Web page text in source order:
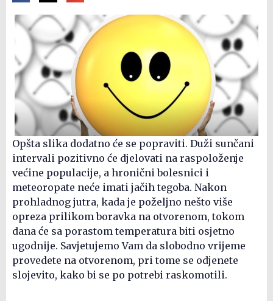
Opšta slika dodatno će se popraviti. Duži sunčani
intervali pozitivno će djelovati na raspoloženje
većine populacije, a hronični bolesnici i
meteoropate neće imati jačih tegoba. Nakon
prohladnog jutra, kada je poželjno nešto više
opreza prilikom boravka na otvorenom, tokom
dana će sa porastom temperatura biti osjetno
ugodnije. Savjetujemo Vam da slobodno vrijeme
provedete na otvorenom, pri tome se odjenete
slojevito, kako bi se po potrebi raskomotili.